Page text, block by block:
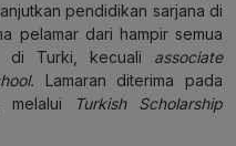
pendidikan sarjana di
pelamar dari hampir semua
di Turki, kecuali associate
Lamaran diterima pada
melalui
Turkish Scholarship